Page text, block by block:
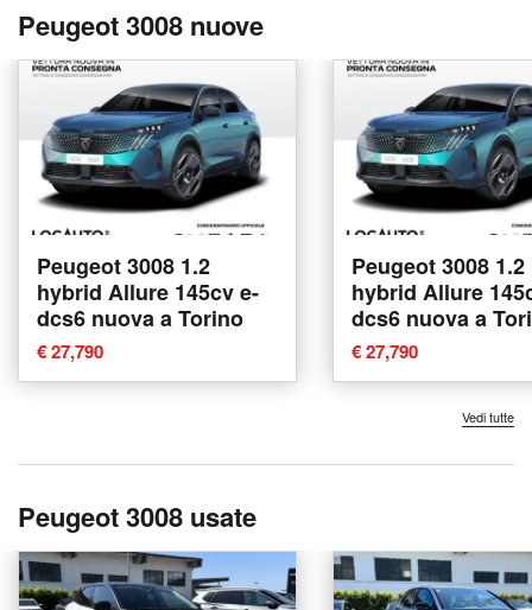
Peugeot 3008 nuove
Peugeot 3008 1.2
hybrid Allure 145cv e-
dcs6 nuova a Torino
€ 27,790
Peugeot 3008 1.2
hybrid Allure
dcs6 nuova a
€ 27,790
Vedi tutte
Peugeot 3008 usate